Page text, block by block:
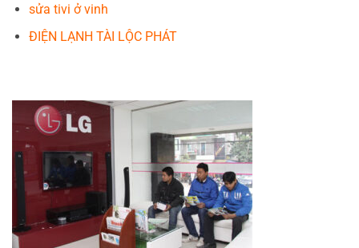
sửa tivi ở vinh
ĐIỆN LẠNH TÀI LỘC PHÁT